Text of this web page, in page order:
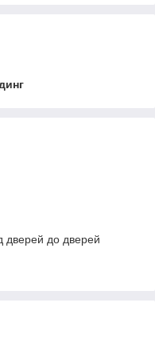
дверей до дверей